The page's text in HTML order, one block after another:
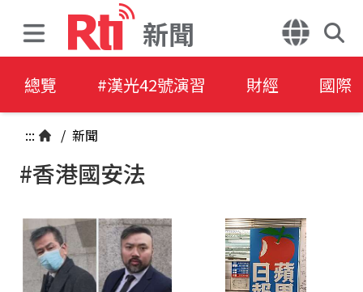
新聞
總覽 #漢光42號演習 財經 國際
::: / 新聞
#香港國安法